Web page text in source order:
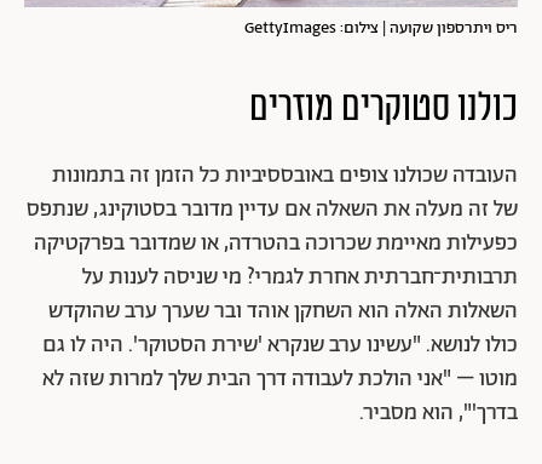
ריס ויתרספון שקועה | צילום: GettyImages
כולנו סטוקרים מוזרים
העובדה שכולנו צופים באובססיביות כל הזמן זה בתמונות
של זה מעלה את השאלה אם עדיין מדובר בסטוקינג, שנתפס
כפעילות מאיימת שכרוכה בהטרדה, או שמדובר בפרקטיקה
תרבותית־חברתית אחרת לגמרי? מי שניסה לענות על
השאלות האלה הוא השחקן אוהד ובר שערך ערב שהוקדש
כולו לנושא. "עשינו ערב שנקרא 'שירת הסטוקר'. היה לו גם
מוטו – "אני הולכת לעבודה דרך הבית שלך למרות שזה לא
בדרך'", הוא מסביר.